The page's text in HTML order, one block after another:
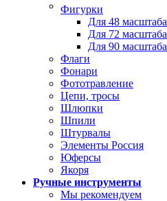
Фигурки
Для 48 масштаба
Для 72 масштаба
Для 90 масштаба
Флаги
Фонари
Фототравление
Цепи, тросы
Шлюпки
Шпили
Штурвалы
Элементы Россия
Юферсы
Якоря
Ручные инструменты
Мы рекомендуем